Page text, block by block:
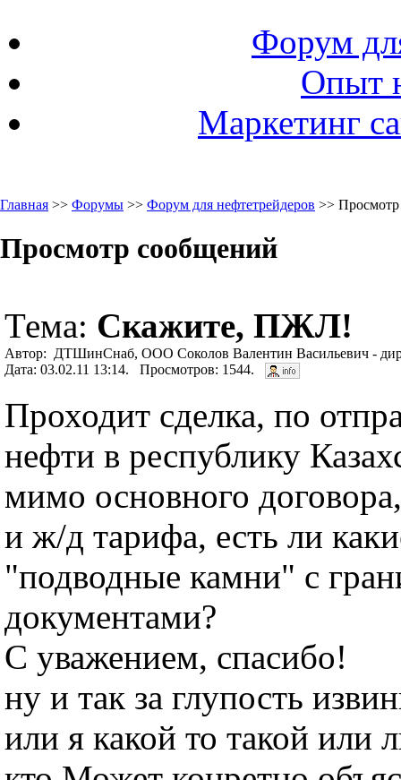
Форум
Опыт
Маркетинг
Главная >> Форумы >> Форум для нефтетрейдеров >>
Просмотр сообщений
Тема: Скажите, ПЖЛ!
Автор: ДТШинСнаб, ООО Соколов Валентин Васильевич -
Дата: 03.02.11 13:14. Просмотров: 1544.
Проходит сделка, по
нефти в республику
мимо основного
и ж/д тарифа, есть ли
"подводные камни" с
документами?
С уважением, спасибо!
ну и так за глупость
или я какой то такой или